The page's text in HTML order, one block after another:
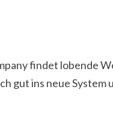
findet lobende
gut ins neue System